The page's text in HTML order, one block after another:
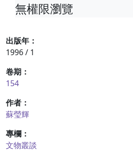
出版年：
1996 / 1
卷期：
154
作者：
蘇瑩輝
專欄：
文物叢談
無權限瀏覽